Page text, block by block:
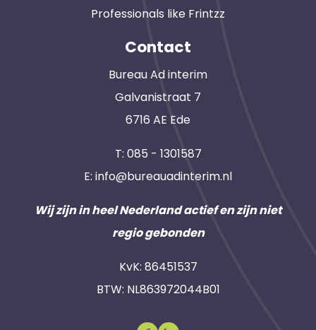
Professionals like Frintzz
Contact
Bureau Ad interim
Galvanistraat 7
6716 AE Ede
T: 085 - 1301587
E: info@bureauadinterim.nl
Wij zijn in heel Nederland actief en zijn niet
regio gebonden
KvK: 86451537
BTW: NL863972044B01